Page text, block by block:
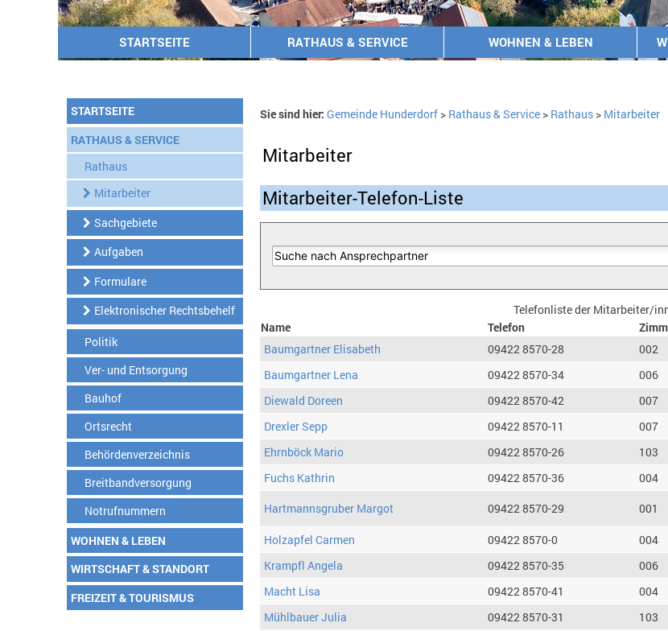
STARTSEITE RATHAUS & SERVICE WOHNEN & LEBEN
STARTSEITE
RATHAUS & SERVICE
Rathaus
Mitarbeiter
Sachgebiete
Aufgaben
Formulare
Elektronischer Rechtsbehelf
Politik
Ver- und Entsorgung
Bauhof
Ortsrecht
Behördenverzeichnis
Breitbandversorgung
Notrufnummern
WOHNEN & LEBEN
WIRTSCHAFT & STANDORT
FREIZEIT & TOURISMUS
Sie sind hier: Gemeinde Hunderdorf> Rathaus & Service> Rathaus> Mitarbeiter
Mitarbeiter
Mitarbeiter-Telefon-Liste
Telefonliste der Mitarbeiter/
Name
Telefon
Baumgartner Elisabeth
09422 8570-28 002
Baumgartner Lena
09422 8570-34 006
Diewald Doreen
09422 8570-42 007
Drexler Sepp
09422 8570-11 007
Ehrnböck Mario
09422 8570-26 103
Fuchs Kathrin
09422 8570-36 004
Hartmannsgruber Margot
09422 8570-29 001
Holzapfel Carmen
09422 8570-0 004
Krampfl Angela
09422 8570-35 006
Macht Lisa
09422 8570-41 004
Mühlbauer Julia
09422 8570-31 103